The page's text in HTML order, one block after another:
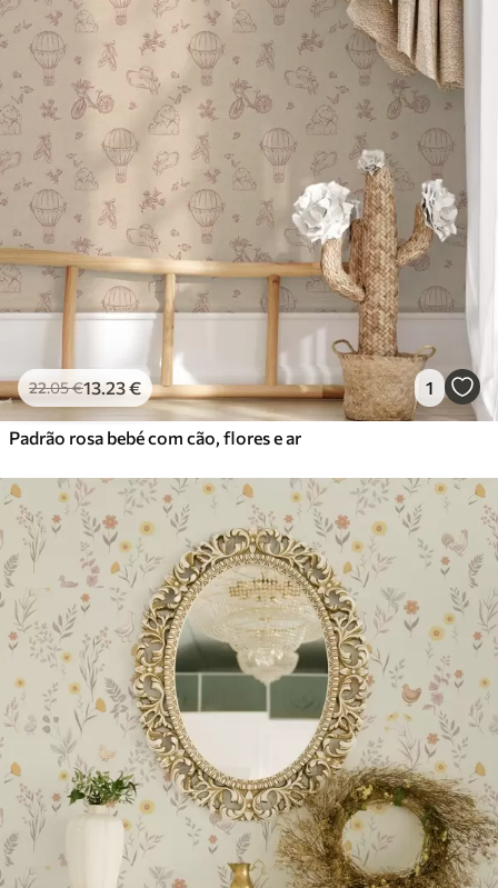
22.05€13.23€ 1
Padrão rosa bebé com cão, flores e ar